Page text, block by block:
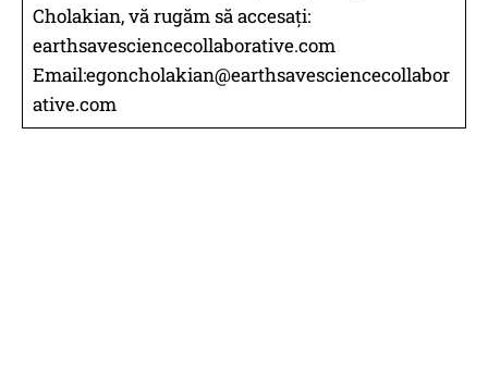
Cholakian, vă rugăm să accesați:
earthsavesciencecollaborative.com
Email:egoncholakian@earthsavesciencecollabor
ative.com